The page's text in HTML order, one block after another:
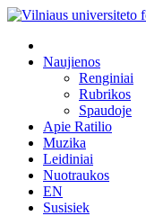
Naujienos
Renginiai
Rubrikos
Spaudoje
Apie Ratilio
Muzika
Leidiniai
Nuotraukos
EN
Susisiek